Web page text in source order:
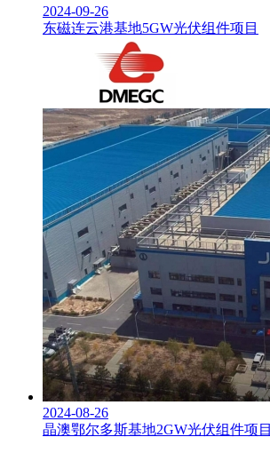
2024-09-26
东磁连云港基地5GW光伏组件项目
2024-08-26
晶澳鄂尔多斯基地2GW光伏组件项目